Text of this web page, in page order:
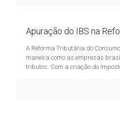
Apuração do IBS na
A Reforma Tributária do
maneira como as empresas
tributos. Com a criação do